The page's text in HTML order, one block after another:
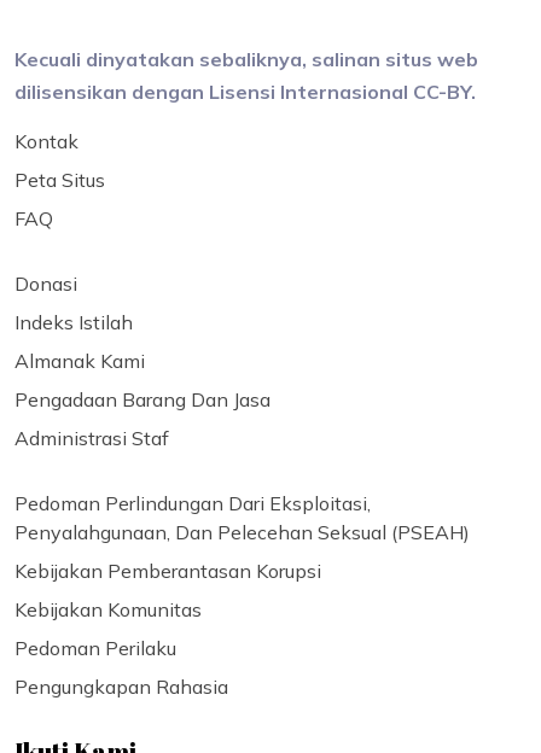
Kecuali dinyatakan sebaliknya, salinan situs web
dilisensikan dengan Lisensi Internasional CC-BY.
Kontak
Peta Situs
FAQ
Donasi
Indeks Istilah
Almanak Kami
Pengadaan Barang Dan Jasa
Administrasi Staf
Pedoman Perlindungan Dari Eksploitasi,
Penyalahgunaan, Dan Pelecehan Seksual (PSEAH)
Kebijakan Pemberantasan Korupsi
Kebijakan Komunitas
Pedoman Perilaku
Pengungkapan Rahasia